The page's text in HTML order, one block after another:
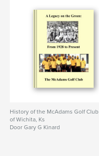
History of the McAdams Golf Club
of Wichita, Ks
Door Gary G Kinard